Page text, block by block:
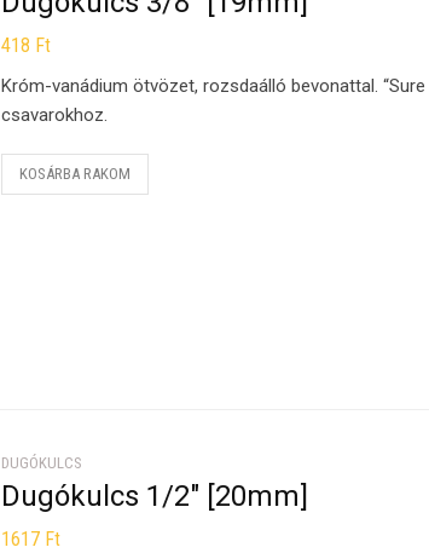
418 Ft
Króm-vanádium ötvözet, rozsdaálló bevonattal.
csavarokhoz.
KOSÁRBA RAKOM
DUGÓKULCS
Dugókulcs 1/2″ [20mm]
1617 Ft